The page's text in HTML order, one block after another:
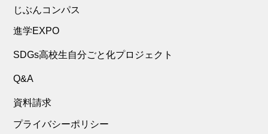
じぶんコンパス
進学EXPO
SDGs高校生自分ごと化プロジェクト
Q&A
資料請求
プライバシーポリシー